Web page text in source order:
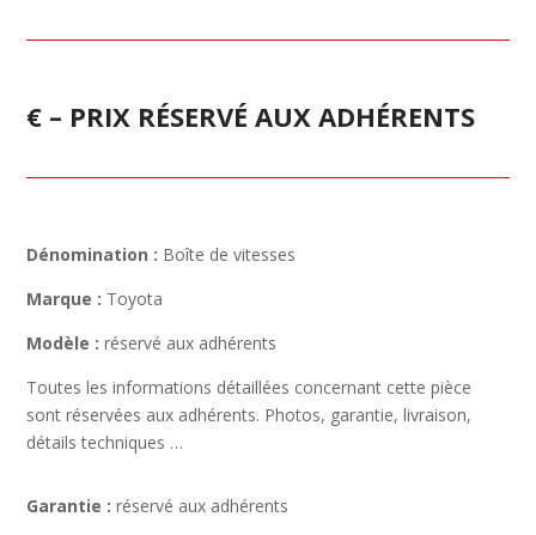
€ – PRIX RÉSERVÉ AUX ADHÉRENTS
Dénomination : Boîte de vitesses
Marque : Toyota
Modèle : réservé aux adhérents
Toutes les informations détaillées concernant cette pièce
sont réservées aux adhérents. Photos, garantie, livraison,
détails techniques …
Garantie : réservé aux adhérents